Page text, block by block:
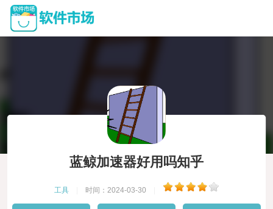
蓝鲸加速器好用吗知乎
工具 时间：2024-03-30